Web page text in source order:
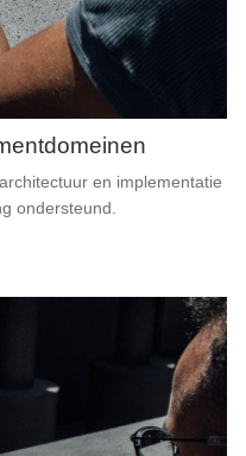
en implementatie
ondersteund.